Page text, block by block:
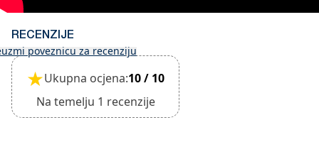
(Potrebno je dodatno naplatiti čišćenje i polog za
RECENZIJE
poveznicu za recenziju
★Ukupna ocjena:10 / 10
Na temelju 1 recenzije